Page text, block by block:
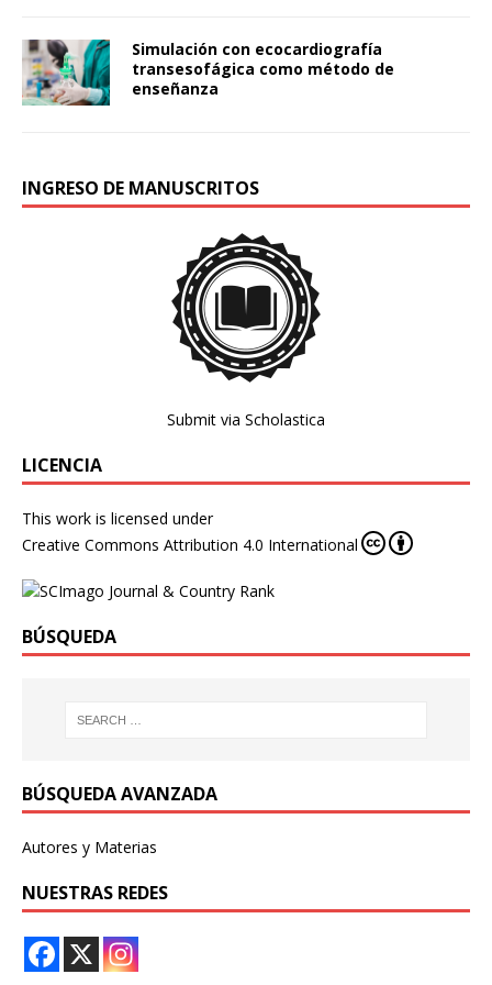
Simulación con ecocardiografía
transesofágica como método de
enseñanza
INGRESO DE MANUSCRITOS
Submit via Scholastica
LICENCIA
This work is licensed under
Creative Commons Attribution 4.0 International
BÚSQUEDA
BÚSQUEDA AVANZADA
Autores y Materias
NUESTRAS REDES